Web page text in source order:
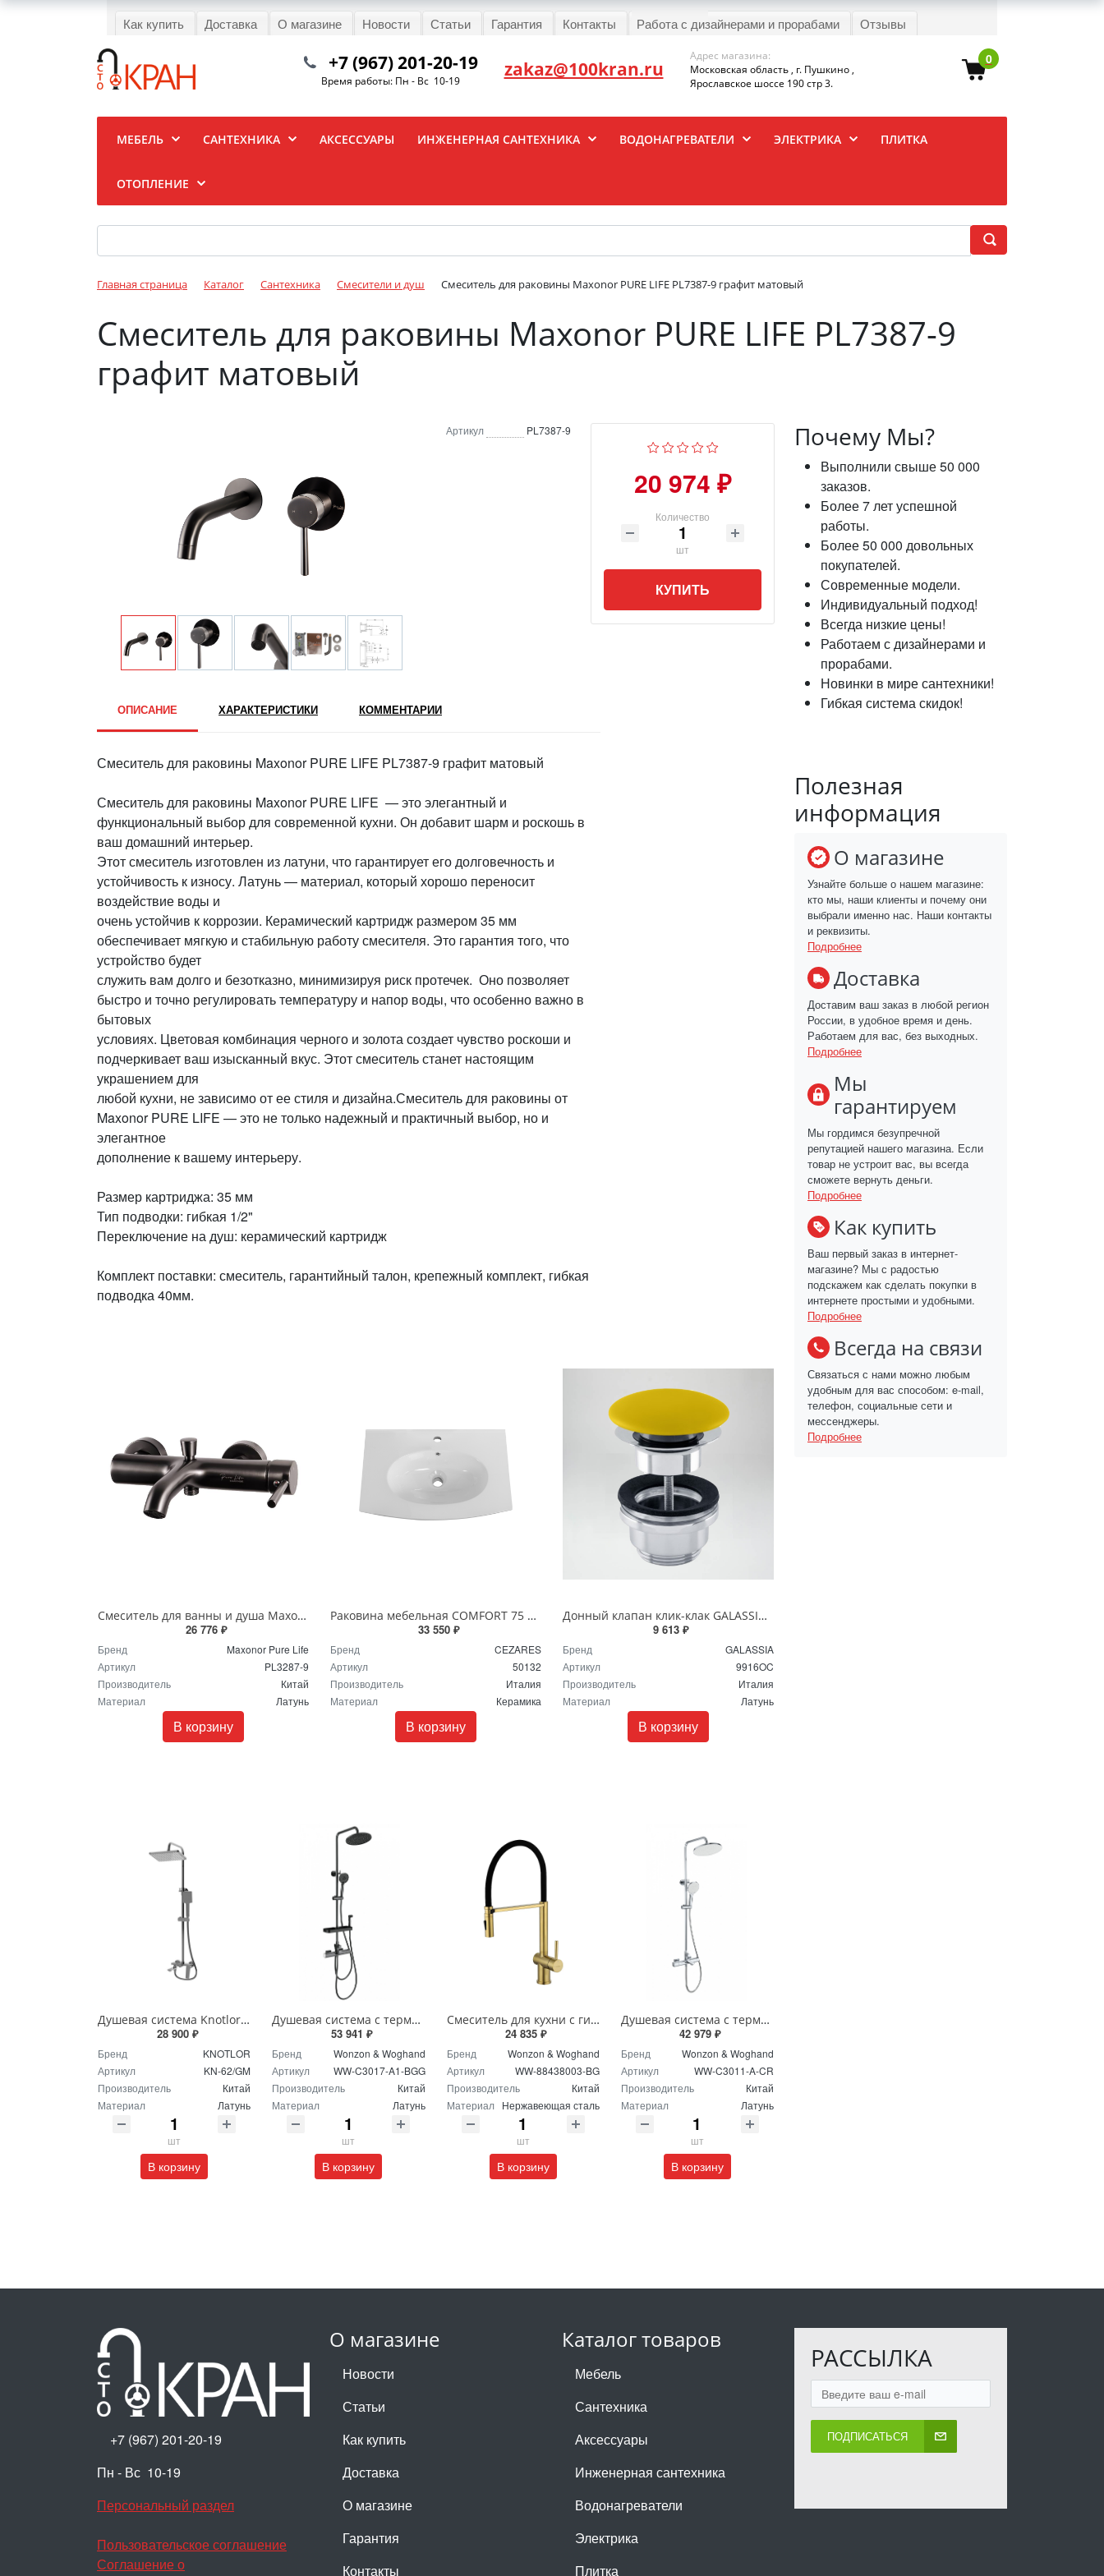
Как купить Доставка О магазине Новости Статьи Гарантия Контакты Работа с дизайнерами и прорабами Отзывы
0
+7 (967) 201-20-19
Время работы: Пн - Вс 10-19 zakaz@100kran.ru
Адрес магазина:
Московская область , г. Пушкино ,
Ярославское шоссе 190 стр 3.
МЕБЕЛЬ САНТЕХНИКА АКСЕССУАРЫ ИНЖЕНЕРНАЯ САНТЕХНИКА ВОДОНАГРЕВАТЕЛИ ЭЛЕКТРИКА ПЛИТКА
ОТОПЛЕНИЕ
Главная страница Каталог Сантехника Смесители и душ Смеситель для раковины Maxonor PURE LIFE PL7387-9 графит матовый
Смеситель для раковины Maxonor PURE LIFE PL7387-9
графит матовый
Артикул PL7387-9
20 974 ₽
Количество
шт
КУПИТЬ
ОПИСАНИЕ ХАРАКТЕРИСТИКИ КОММЕНТАРИИ
Смеситель для раковины Maxonor PURE LIFE PL7387-9 графит матовый
Смеситель для раковины Maxonor PURE LIFE — это элегантный и
функциональный выбор для современной кухни. Он добавит шарм и роскошь в
ваш домашний интерьер.
Этот смеситель изготовлен из латуни, что гарантирует его долговечность и
устойчивость к износу. Латунь — материал, который хорошо переносит
воздействие воды и
очень устойчив к коррозии. Керамический картридж размером 35 мм
обеспечивает мягкую и стабильную работу смесителя. Это гарантия того, что
устройство будет
служить вам долго и безотказно, минимизируя риск протечек. Оно позволяет
быстро и точно регулировать температуру и напор воды, что особенно важно в
бытовых
условиях. Цветовая комбинация черного и золота создает чувство роскоши и
подчеркивает ваш изысканный вкус. Этот смеситель станет настоящим
украшением для
любой кухни, не зависимо от ее стиля и дизайна.Смеситель для раковины от
Maxonor PURE LIFE — это не только надежный и практичный выбор, но и
элегантное
дополнение к вашему интерьеру.
Размер картриджа: 35 мм
Тип подводки: гибкая 1/2"
Переключение на душ: керамический картридж
Комплект поставки: смеситель, гарантийный талон, крепежный комплект, гибкая
подводка 40мм.
Смеситель для ванны и душа Maxonor PURE LIFE PL3287-9 графит матовый
26 776 ₽
Бренд
Maxonor Pure Life
Артикул
PL3287-9
Производитель
Китай
Материал
Латунь
В корзину
Раковина мебельная COMFORT 75 см 50132 белая
33 550 ₽
Бренд
CEZARES
Артикул
50132
Производитель
Италия
Материал
Керамика
В корзину
Донный клапан клик-клак GALASSIA DREAM 9916OC охра
9 613 ₽
Бренд
GALASSIA
Артикул
9916OC
Производитель
Италия
Материал
Латунь
В корзину
Душевая система Knotlor MUSE KN-62/GM вороненая сталь
28 900 ₽
Бренд
KNOTLOR
Артикул
KN-62/GM
Производитель
Китай
Материал
Латунь
шт
В корзину
Душевая система с термостатом Wonzon & Woghand WW-C3017-A1-BGG темный графит
53 941 ₽
Бренд
Wonzon & Woghand
Артикул
WW-C3017-A1-BGG
Производитель
Китай
Материал
Латунь
шт
В корзину
Смеситель для кухни с гибким изливом Wonzon & Woghand WW-88438003-BG брашированное золото
24 835 ₽
Бренд
Wonzon & Woghand
Артикул
WW-88438003-BG
Производитель
Китай
Материал
Нержавеющая сталь
шт
В корзину
Душевая система с термостатом Wonzon & Woghand SOLID WW-C3011-A-CR хром
42 979 ₽
Бренд
Wonzon & Woghand
Артикул
WW-C3011-A-CR
Производитель
Китай
Материал
Латунь
шт
В корзину
Почему Мы?
Выполнили свыше 50 000
заказов.
Более 7 лет успешной
работы.
Более 50 000 довольных
покупателей.
Современные модели.
Индивидуальный подход!
Всегда низкие цены!
Работаем с дизайнерами и
прорабами.
Новинки в мире сантехники!
Гибкая система скидок!
Полезная
информация
О магазине
Узнайте больше о нашем магазине:
кто мы, наши клиенты и почему они
выбрали именно нас. Наши контакты
и реквизиты.
Подробнее
Доставка
Доставим ваш заказ в любой регион
России, в удобное время и день.
Работаем для вас, без выходных.
Подробнее
Мы
гарантируем
Мы гордимся безупречной
репутацией нашего магазина. Если
товар не устроит вас, вы всегда
сможете вернуть деньги.
Подробнее
Как купить
Ваш первый заказ в интернет-
магазине? Мы с радостью
подскажем как сделать покупки в
интернете простыми и удобными.
Подробнее
Всегда на связи
Связаться с нами можно любым
удобным для вас способом: e-mail,
телефон, социальные сети и
мессенджеры.
Подробнее
О магазине
Новости
Статьи
Как купить
Доставка
О магазине
Гарантия
Контакты
Каталог товаров
Мебель
Сантехника
Аксессуары
Инженерная сантехника
Водонагреватели
Электрика
Плитка
РАССЫЛКА
ПОДПИСАТЬСЯ
+7 (967) 201-20-19
Пн - Вс 10-19
Персональный раздел
Пользовательское соглашение
Соглашение о